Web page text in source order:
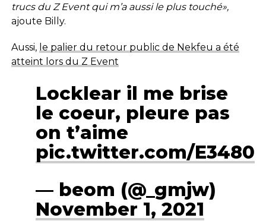
trucs du Z Event qui m’a aussi le plus touché»,
ajoute Billy.
Aussi, le palier du retour public de Nekfeu a été
atteint lors du Z Event
Locklear il me brise
le coeur, pleure pas
on t’aime
pic.twitter.com/
— beom (@_gmjw)
November 1, 2021